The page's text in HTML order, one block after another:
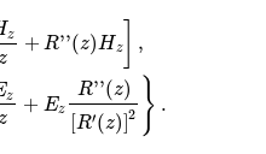
z + R''(z)Hz ,
z + Ez
R''(z)
[R′(z) ]2 } .